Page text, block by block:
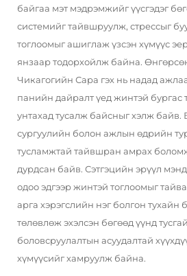
байгаа мэт мэдрэмжийг үүсгэдэг
системийг тайвшруулж, стрессыг
тоглоомыг ашиглаж үзсэн хүмүүс
янзаар тодорхойлж байна.
Чикагогийн Сара гэх нь надад
панийн дайралт үед жинтэй бургас
унтахад тусалж байсныг хэлж байв.
сургуулийн болон ажлын өдрийн
тусламжтай тайвшран амрах
дурдсан байв. Сэтгэцийн эрүүл
одоо эдгээр жинтэй тоглоомыг
арга хэрэгслийн нэг болгон тухайн
төлөвлөж эхэлсэн бөгөөд үүнд
боловсруулалтын асуудалтай
хүмүүсийг хамруулж байна.